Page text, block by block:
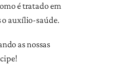
é tratado em
auxílio-saúde.
as nossas